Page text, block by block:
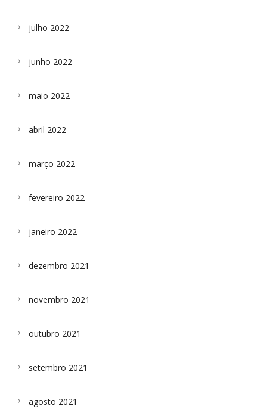
julho 2022
junho 2022
maio 2022
abril 2022
março 2022
fevereiro 2022
janeiro 2022
dezembro 2021
novembro 2021
outubro 2021
setembro 2021
agosto 2021